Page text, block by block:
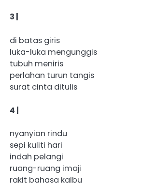
3 |
di batas giris
luka-luka mengunggis
tubuh meniris
perlahan turun tangis
surat cinta ditulis
4 |
nyanyian rindu
sepi kuliti hari
indah pelangi
ruang-ruang imaji
rakit bahasa kalbu